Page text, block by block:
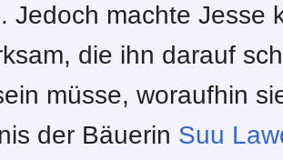
Jedoch machte Jesse
die ihn darauf
müsse, woraufhin
der Bäuerin Suu